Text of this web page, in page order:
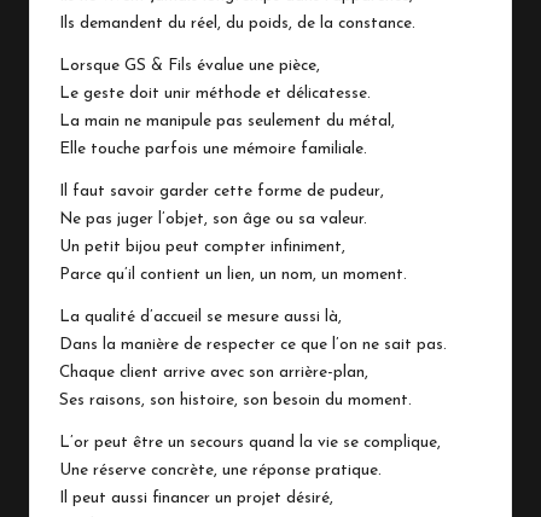
Ils demandent du réel, du poids, de la constance.
Lorsque GS & Fils évalue une pièce,
Le geste doit unir méthode et délicatesse.
La main ne manipule pas seulement du métal,
Elle touche parfois une mémoire familiale.
Il faut savoir garder cette forme de pudeur,
Ne pas juger l’objet, son âge ou sa valeur.
Un petit bijou peut compter infiniment,
Parce qu’il contient un lien, un nom, un moment.
La qualité d’accueil se mesure aussi là,
Dans la manière de respecter ce que l’on ne sait pas.
Chaque client arrive avec son arrière-plan,
Ses raisons, son histoire, son besoin du moment.
L’or peut être un secours quand la vie se complique,
Une réserve concrète, une réponse pratique.
Il peut aussi financer un projet désiré,